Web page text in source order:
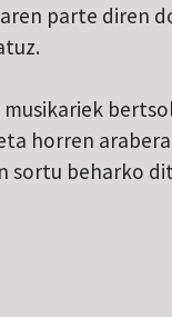
parte diren
horren
sortu beharko